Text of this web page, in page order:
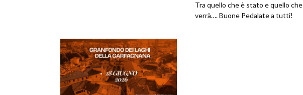
Tra quello che è stato e quello che
verrà…. Buone Pedalate a tutti!